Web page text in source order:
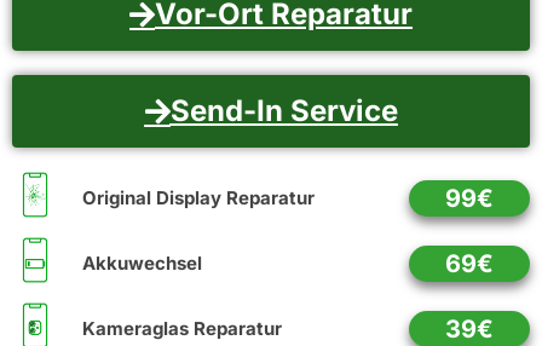
Vor-Ort Reparatur
Send-In Service
Original Display Reparatur 99€
Akkuwechsel 69€
Kameraglas Reparatur 39€